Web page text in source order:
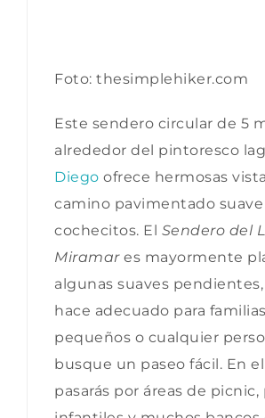
Foto: thesimplehiker.com
Este sendero circular de 5
alrededor del pintoresco
Diego ofrece hermosas
camino pavimentado suave
cochecitos. El Sendero del
Miramares mayormente
algunas suaves
hace adecuado para
pequeños o cualquier
busque un paseo fácil. En
pasarás por áreas de picnic,